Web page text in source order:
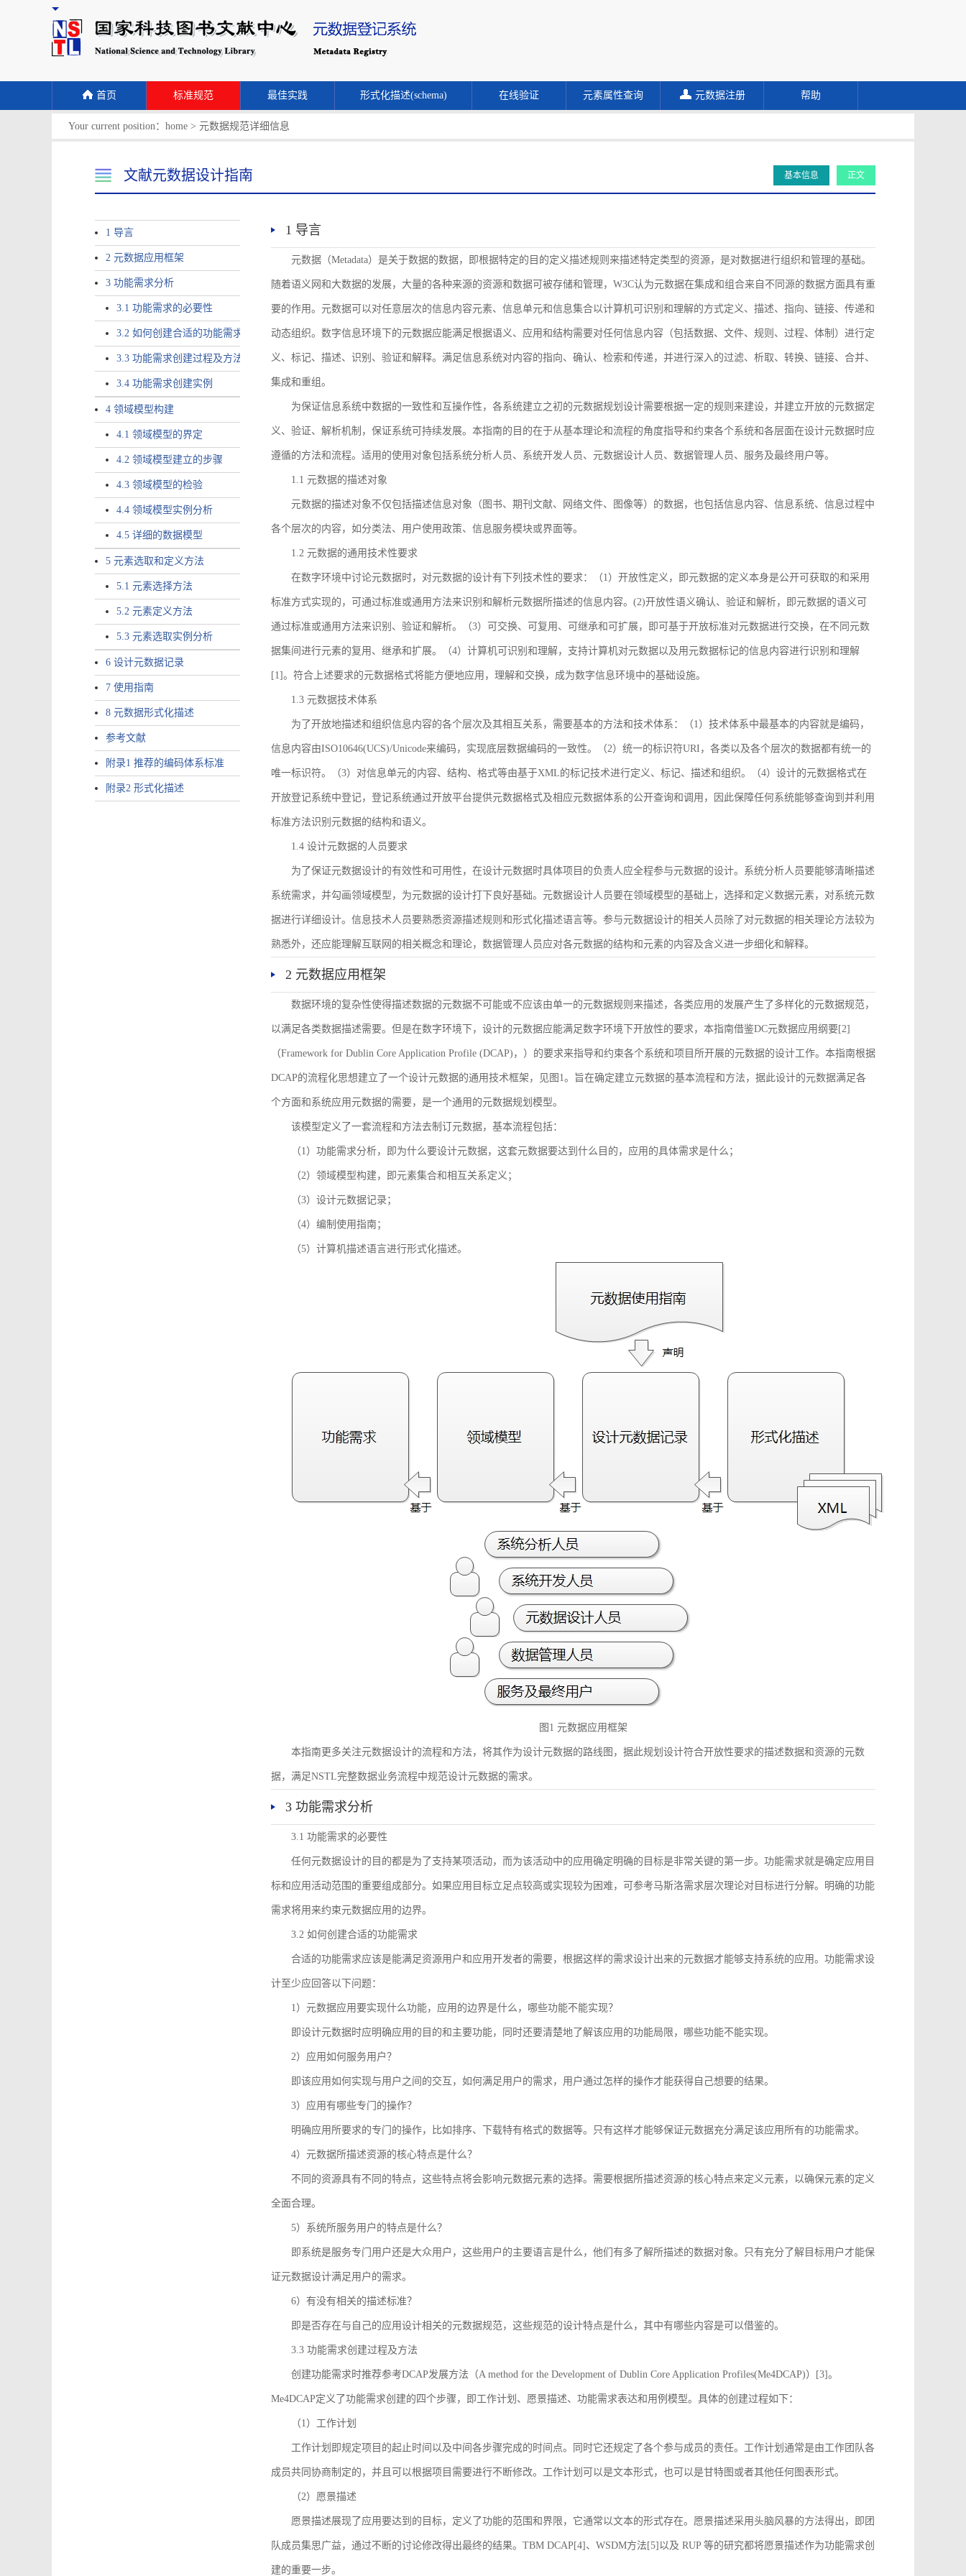
首页 标准规范 最佳实践 形式化描述(schema) 在线验证 元素属性查询 元数据注册 帮助
Your current position： home > 元数据规范详细信息
文献元数据设计指南 基本信息 正文
1 导言
2 元数据应用框架
3 功能需求分析
3.1 功能需求的必要性
3.2 如何创建合适的功能需求
3.3 功能需求创建过程及方法
3.4 功能需求创建实例
4 领域模型构建
4.1 领域模型的界定
4.2 领域模型建立的步骤
4.3 领域模型的检验
4.4 领域模型实例分析
4.5 详细的数据模型
5 元素选取和定义方法
5.1 元素选择方法
5.2 元素定义方法
5.3 元素选取实例分析
6 设计元数据记录
7 使用指南
8 元数据形式化描述
参考文献
附录1 推荐的编码体系标准
附录2 形式化描述
1 导言
元数据（Metadata）是关于数据的数据，即根据特定的目的定义描述规则来描述特定类型的资源，是对数据进行组织和管理的基础。
随着语义网和大数据的发展，大量的各种来源的资源和数据可被存储和管理，W3C认为元数据在集成和组合来自不同源的数据方面具有重
要的作用。元数据可以对任意层次的信息内容元素、信息单元和信息集合以计算机可识别和理解的方式定义、描述、指向、链接、传递和
动态组织。数字信息环境下的元数据应能满足根据语义、应用和结构需要对任何信息内容（包括数据、文件、规则、过程、体制）进行定
义、标记、描述、识别、验证和解释。满足信息系统对内容的指向、确认、检索和传递，并进行深入的过滤、析取、转换、链接、合并、
集成和重组。
为保证信息系统中数据的一致性和互操作性，各系统建立之初的元数据规划设计需要根据一定的规则来建设，并建立开放的元数据定
义、验证、解析机制，保证系统可持续发展。本指南的目的在于从基本理论和流程的角度指导和约束各个系统和各层面在设计元数据时应
遵循的方法和流程。适用的使用对象包括系统分析人员、系统开发人员、元数据设计人员、数据管理人员、服务及最终用户等。
1.1 元数据的描述对象
元数据的描述对象不仅包括描述信息对象（图书、期刊文献、网络文件、图像等）的数据，也包括信息内容、信息系统、信息过程中
各个层次的内容，如分类法、用户使用政策、信息服务模块或界面等。
1.2 元数据的通用技术性要求
在数字环境中讨论元数据时，对元数据的设计有下列技术性的要求：（1）开放性定义，即元数据的定义本身是公开可获取的和采用
标准方式实现的，可通过标准或通用方法来识别和解析元数据所描述的信息内容。(2)开放性语义确认、验证和解析，即元数据的语义可
通过标准或通用方法来识别、验证和解析。（3）可交换、可复用、可继承和可扩展，即可基于开放标准对元数据进行交换，在不同元数
据集间进行元素的复用、继承和扩展。（4）计算机可识别和理解，支持计算机对元数据以及用元数据标记的信息内容进行识别和理解
[1]。符合上述要求的元数据格式将能方便地应用，理解和交换，成为数字信息环境中的基础设施。
1.3 元数据技术体系
为了开放地描述和组织信息内容的各个层次及其相互关系，需要基本的方法和技术体系：（1）技术体系中最基本的内容就是编码，
信息内容由ISO10646(UCS)/Unicode来编码，实现底层数据编码的一致性。（2）统一的标识符URI，各类以及各个层次的数据都有统一的
唯一标识符。（3）对信息单元的内容、结构、格式等由基于XML的标记技术进行定义、标记、描述和组织。（4）设计的元数据格式在
开放登记系统中登记，登记系统通过开放平台提供元数据格式及相应元数据体系的公开查询和调用，因此保障任何系统能够查询到并利用
标准方法识别元数据的结构和语义。
1.4 设计元数据的人员要求
为了保证元数据设计的有效性和可用性，在设计元数据时具体项目的负责人应全程参与元数据的设计。系统分析人员要能够清晰描述
系统需求，并勾画领域模型，为元数据的设计打下良好基础。元数据设计人员要在领域模型的基础上，选择和定义数据元素，对系统元数
据进行详细设计。信息技术人员要熟悉资源描述规则和形式化描述语言等。参与元数据设计的相关人员除了对元数据的相关理论方法较为
熟悉外，还应能理解互联网的相关概念和理论，数据管理人员应对各元数据的结构和元素的内容及含义进一步细化和解释。
2 元数据应用框架
数据环境的复杂性使得描述数据的元数据不可能或不应该由单一的元数据规则来描述，各类应用的发展产生了多样化的元数据规范，
以满足各类数据描述需要。但是在数字环境下，设计的元数据应能满足数字环境下开放性的要求，本指南借鉴DC元数据应用纲要[2]
（Framework for Dublin Core Application Profile (DCAP)，）的要求来指导和约束各个系统和项目所开展的元数据的设计工作。本指南根据
DCAP的流程化思想建立了一个设计元数据的通用技术框架，见图1。旨在确定建立元数据的基本流程和方法，据此设计的元数据满足各
个方面和系统应用元数据的需要，是一个通用的元数据规划模型。
该模型定义了一套流程和方法去制订元数据，基本流程包括：
（1）功能需求分析，即为什么要设计元数据，这套元数据要达到什么目的，应用的具体需求是什么；
（2）领域模型构建，即元素集合和相互关系定义；
（3）设计元数据记录；
（4）编制使用指南；
（5）计算机描述语言进行形式化描述。
图1 元数据应用框架
本指南更多关注元数据设计的流程和方法，将其作为设计元数据的路线图，据此规划设计符合开放性要求的描述数据和资源的元数
据，满足NSTL完整数据业务流程中规范设计元数据的需求。
3 功能需求分析
3.1 功能需求的必要性
任何元数据设计的目的都是为了支持某项活动，而为该活动中的应用确定明确的目标是非常关键的第一步。功能需求就是确定应用目
标和应用活动范围的重要组成部分。如果应用目标立足点较高或实现较为困难，可参考马斯洛需求层次理论对目标进行分解。明确的功能
需求将用来约束元数据应用的边界。
3.2 如何创建合适的功能需求
合适的功能需求应该是能满足资源用户和应用开发者的需要，根据这样的需求设计出来的元数据才能够支持系统的应用。功能需求设
计至少应回答以下问题：
1）元数据应用要实现什么功能，应用的边界是什么，哪些功能不能实现？
即设计元数据时应明确应用的目的和主要功能，同时还要清楚地了解该应用的功能局限，哪些功能不能实现。
2）应用如何服务用户？
即该应用如何实现与用户之间的交互，如何满足用户的需求，用户通过怎样的操作才能获得自己想要的结果。
3）应用有哪些专门的操作？
明确应用所要求的专门的操作，比如排序、下载特有格式的数据等。只有这样才能够保证元数据充分满足该应用所有的功能需求。
4）元数据所描述资源的核心特点是什么？
不同的资源具有不同的特点，这些特点将会影响元数据元素的选择。需要根据所描述资源的核心特点来定义元素，以确保元素的定义
全面合理。
5）系统所服务用户的特点是什么？
即系统是服务专门用户还是大众用户，这些用户的主要语言是什么，他们有多了解所描述的数据对象。只有充分了解目标用户才能保
证元数据设计满足用户的需求。
6）有没有相关的描述标准？
即是否存在与自己的应用设计相关的元数据规范，这些规范的设计特点是什么，其中有哪些内容是可以借鉴的。
3.3 功能需求创建过程及方法
创建功能需求时推荐参考DCAP发展方法（A method for the Development of Dublin Core Application Profiles(Me4DCAP)）[3]。
Me4DCAP定义了功能需求创建的四个步骤，即工作计划、愿景描述、功能需求表达和用例模型。具体的创建过程如下：
（1）工作计划
工作计划即规定项目的起止时间以及中间各步骤完成的时间点。同时它还规定了各个参与成员的责任。工作计划通常是由工作团队各
成员共同协商制定的，并且可以根据项目需要进行不断修改。工作计划可以是文本形式，也可以是甘特图或者其他任何图表形式。
（2）愿景描述
愿景描述展现了应用要达到的目标，定义了功能的范围和界限，它通常以文本的形式存在。愿景描述采用头脑风暴的方法得出，即团
队成员集思广益，通过不断的讨论修改得出最终的结果。TBM DCAP[4]、WSDM方法[5]以及 RUP 等的研究都将愿景描述作为功能需求创
建的重要一步。